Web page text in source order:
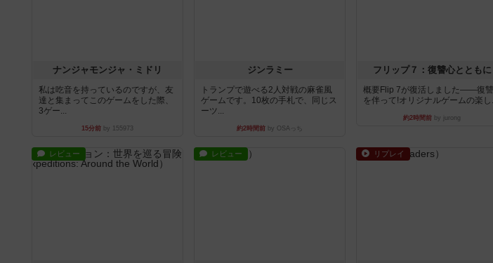
ナンジャモンジャ・ミドリ
私は吃音を持っているのですが、友
達と集まってこのゲームをした際、
3ゲー...
15分前 by 155973
ジンラミー
トランプで遊べる2人対戦の麻雀風
ゲームです。10枚の手札で、同じス
ーツ...
約2時間前 by OSAっち
フリップ７：復讐心とともに
概要Flip 7が復活しました――復讐
を伴って!オリジナルゲームの楽し
約2時間前 by jurong
レビュー レビュー リプレイ